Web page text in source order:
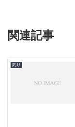
関連記事
釣り